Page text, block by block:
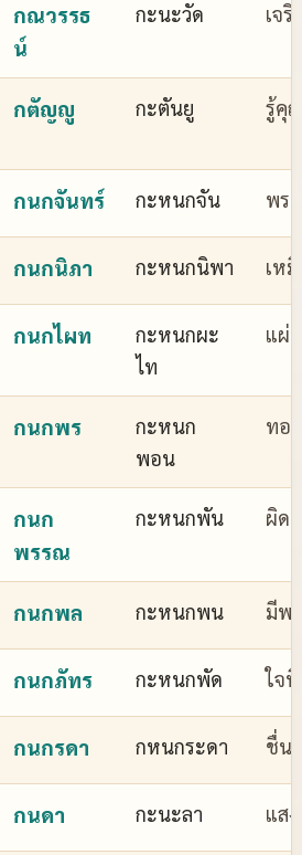
กณวรรธ
น์
กะนะวัด เจ
กตัญญู กะตันยู รู้คุ
กนกจันทร์ กะหนกจัน พร
กนกนิภา กะหนกนิพา เห
กนกไผท
กะหนกผะ
ไท
แผ่
กนกพร
กะหนก
พอน
ทอ
กนก
พรรณ
กะหนกพัน ผิด
กนกพล กะหนกพน มีพ
กนกภัทร กะหนกพัด ใจ
กนกรดา กหนกระดา ชื่น
กนดา กะนะลา แสง